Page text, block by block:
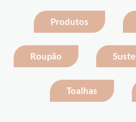
Produtos
Roupão
Toalhas